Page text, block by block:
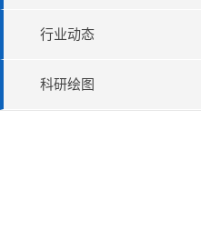
行业动态
科研绘图